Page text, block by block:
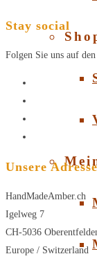
Stay social
Folgen Sie uns auf
Unsere Adresse
HandMadeAmber.ch
Igelweg 7
CH-5036
Europe / Switzerland